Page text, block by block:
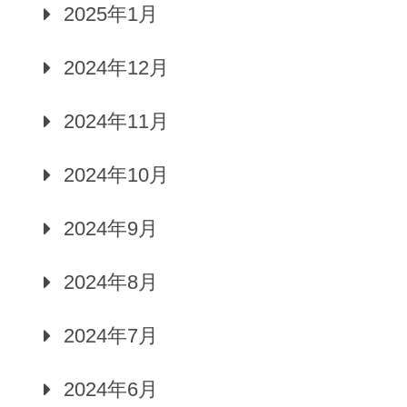
2025年1月
2024年12月
2024年11月
2024年10月
2024年9月
2024年8月
2024年7月
2024年6月